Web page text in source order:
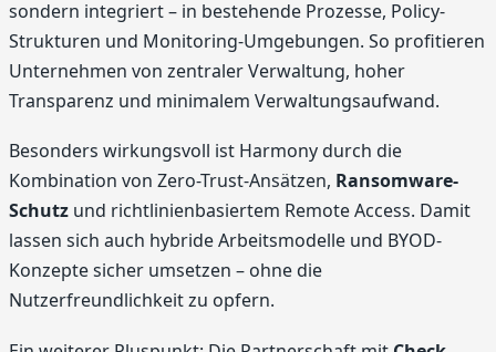
sondern integriert – in bestehende Prozesse, Policy-
Strukturen und Monitoring-Umgebungen. So profitieren
Unternehmen von zentraler Verwaltung, hoher
Transparenz und minimalem Verwaltungsaufwand.
Besonders wirkungsvoll ist Harmony durch die
Kombination von Zero-Trust-Ansätzen, Ransomware-
Schutz und richtlinienbasiertem Remote Access. Damit
lassen sich auch hybride Arbeitsmodelle und BYOD-
Konzepte sicher umsetzen – ohne die
Nutzerfreundlichkeit zu opfern.